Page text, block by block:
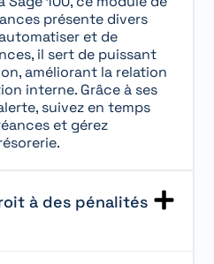
présente divers
et de
il sert de puissant
améliorant la relation
interne. Grâce à ses
suivez en temps
et gérez
à des pénalités